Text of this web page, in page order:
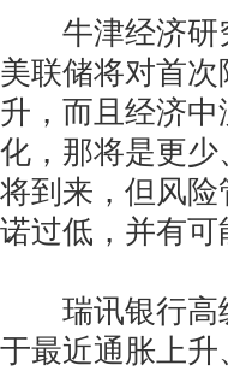
牛津经济研究
美联储将对首
升，而且经济
化，那将是更
将到来，但风
诺过低，并有可
瑞讯银行高级
于最近通胀上